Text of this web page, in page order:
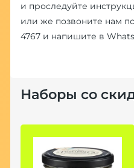
и проследуйте
или же позвоните нам
4767и напишите в
Наборы со